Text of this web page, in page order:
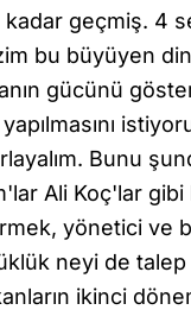
kadar geçmiş. 4
bu büyüyen
gücünü
Bunu
Ali Koç'lar
yönetici ve
neyi de
ikinci